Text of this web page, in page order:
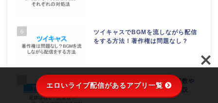
6
ツイキャスでBGMを流しながら配信
をする方法！著作権は問題なし？
ツイキャスに足跡は残る？閲覧数や
ユーザー名の確認方法などを解説
エロいライブ配信があるアプリ一覧